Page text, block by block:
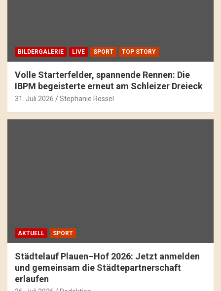
BILDERGALERIE LIVE SPORT TOP STORY
Volle Starterfelder, spannende Rennen: Die
IBPM begeisterte erneut am Schleizer Dreieck
31. Juli 2026 Stephanie Rössel
AKTUELL SPORT
Städtelauf Plauen–Hof 2026: Jetzt anmelden
und gemeinsam die Städtepartnerschaft
erlaufen